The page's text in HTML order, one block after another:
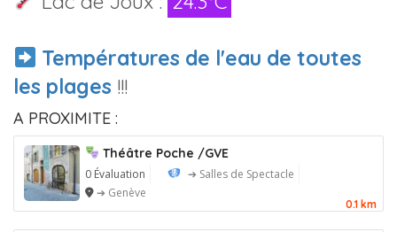
Températures de l'eau de toutes
les plages !!!
A PROXIMITE :
Théâtre Poche /GVE
0 Évaluation
➔ Salles de Spectacle
➔ Genève
0.1 km